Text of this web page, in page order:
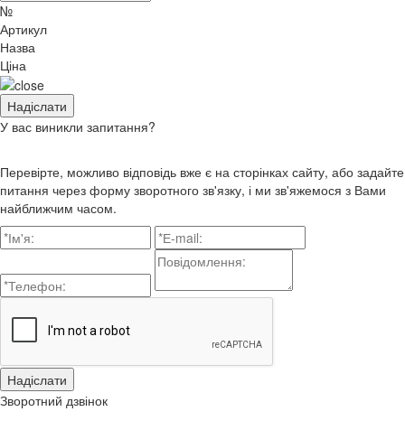
№
Артикул
Назва
Ціна
У вас виникли запитання?
Перевірте, можливо відповідь вже є на сторінках сайту, або задайте
питання через форму зворотного зв'язку, і ми зв'яжемося з Вами
найближчим часом.
Зворотний дзвінок